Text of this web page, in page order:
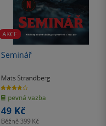
AKCE
Seminář
Mats Strandberg
3.7
z
5
hvězdiček
pevná vazba
49 Kč
Běžně 399 Kč